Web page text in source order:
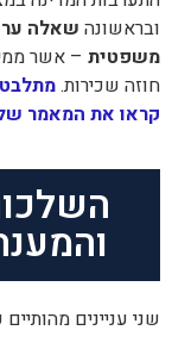
ובראשונה שאלה
משפטית – אשר
חוזה שכירות.
קראו את המאמר
שני עניינים